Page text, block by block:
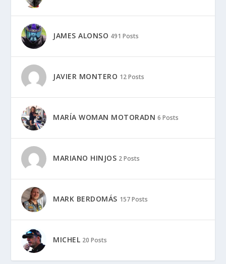
JAMES ALONSO 491 Posts
JAVIER MONTERO 12 Posts
MARÍA WOMAN MOTORADN 6 Posts
MARIANO HINJOS 2 Posts
MARK BERDOMÁS 157 Posts
MICHEL 20 Posts